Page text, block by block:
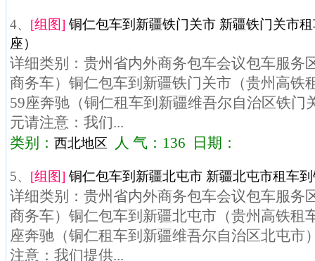
4、 [组图] 铜仁包车到新疆铁门关市 新疆铁门关市
座）
详细类别：贵州省内外商务包车会议包车服务
商务车）铜仁包车到新疆铁门关市（贵州高铁
59座奔驰（铜仁租车到新疆维吾尔自治区铁门
元请注意：我们...
类别： 西北地区 人 气：136 日期：
5、 [组图] 铜仁包车到新疆北屯市 新疆北屯市租车
详细类别：贵州省内外商务包车会议包车服务
商务车）铜仁包车到新疆北屯市（贵州高铁租
座奔驰（铜仁租车到新疆维吾尔自治区北屯市
注意：我们提供...